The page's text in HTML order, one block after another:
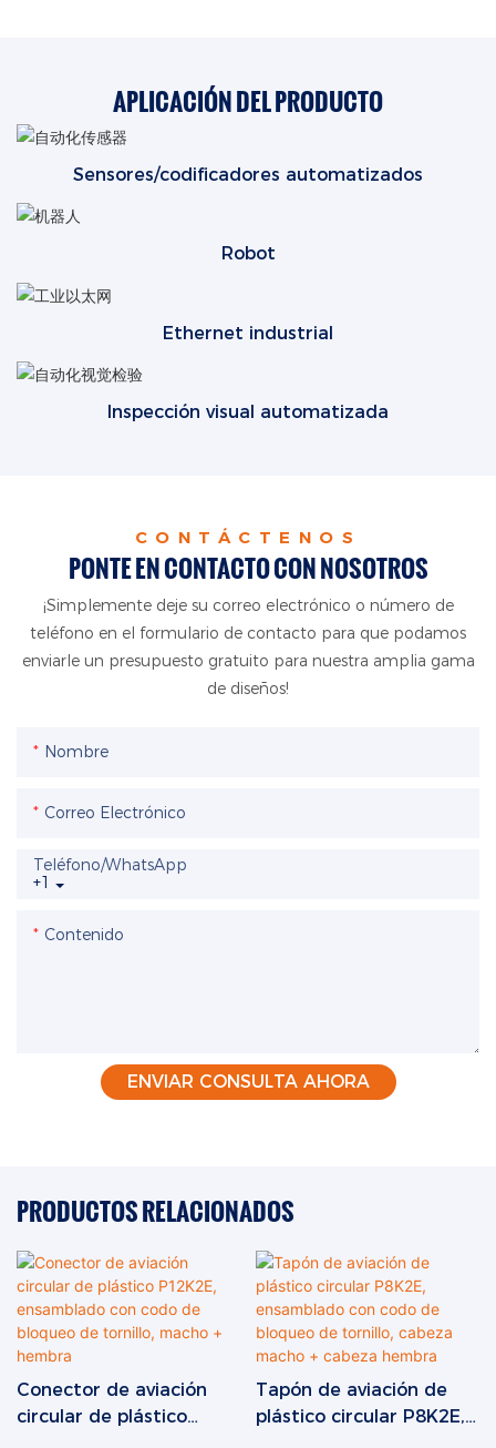
APLICACIÓN DEL PRODUCTO
Sensores/codificadores automatizados
Robot
Ethernet industrial
Inspección visual automatizada
CONTÁCTENOS
PONTE EN CONTACTO CON NOSOTROS
¡Simplemente deje su correo electrónico o número de
teléfono en el formulario de contacto para que podamos
enviarle un presupuesto gratuito para nuestra amplia gama
de diseños!
Nombre
Correo Electrónico
+1
Teléfono/WhatsApp
Contenido
ENVIAR CONSULTA AHORA
PRODUCTOS RELACIONADOS
Conector de aviación
circular de plástico
Tapón de aviación de
plástico circular P8K2E,